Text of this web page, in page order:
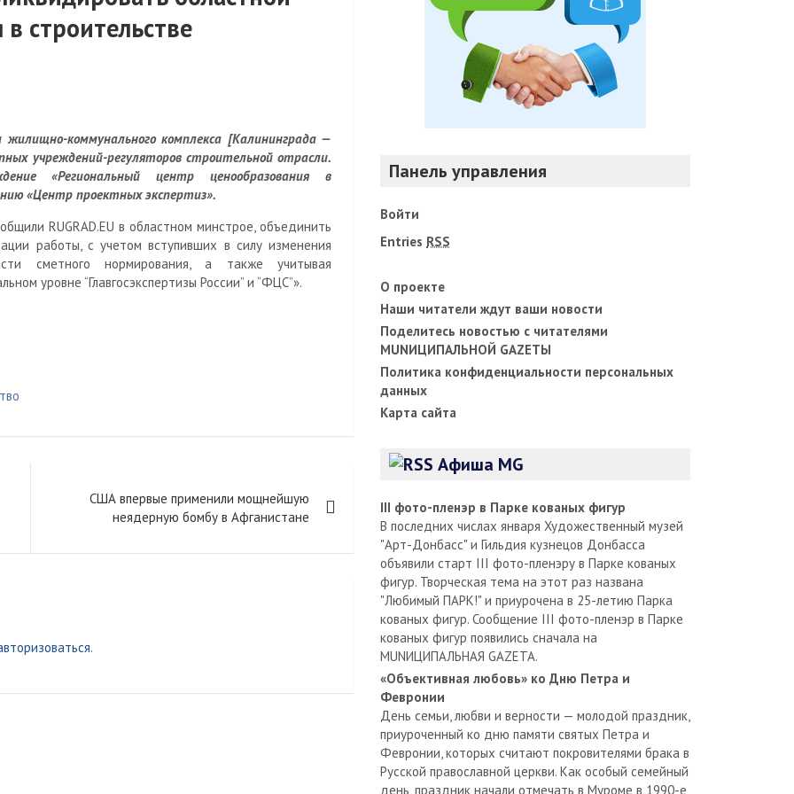
строительстве
коммунального комплекса [Калининграда —
учреждений-регуляторов строительной отрасли.
«Региональный центр ценообразования в
«Центр проектных экспертиз».
RUGRAD.EU в областном минстрое, объединить
работы, с учетом вступивших в силу изменения
сметного нормирования, а также учитывая
уровне “Главгосэкспертизы России” и “ФЦС”».
США впервые применили мощнейшую
неядерную бомбу в Афганистане
.
Панель управления
Войти
Entries RSS
О проекте
Наши читатели ждут ваши новости
Поделитесь новостью с читателями
MUNИЦИПАЛЬНОЙ GAZЕТЫ
Политика конфиденциальности персональных
данных
Карта сайта
Афиша MG
III фото-пленэр в Парке кованых фигур
В последних числах января Художественный музей
"Арт-Донбасс" и Гильдия кузнецов Донбасса
объявили старт III фото-пленэру в Парке кованых
фигур. Творческая тема на этот раз названа
"Любимый ПАРК!" и приурочена в 25-летию Парка
кованых фигур. Сообщение III фото-пленэр в Парке
кованых фигур появились сначала на
MUNИЦИПАЛЬНАЯ GAZЕТА.
«Объективная любовь» ко Дню Петра и
Февронии
День семьи, любви и верности — молодой праздник,
приуроченный ко дню памяти святых Петра и
Февронии, которых считают покровителями брака в
Русской православной церкви. Как особый семейный
день, праздник начали отмечать в Муроме в 1990-е